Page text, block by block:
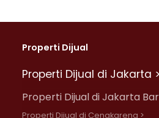
Properti Dijual
Properti Dijual di Jakarta >
Properti Dijual di Jakarta
Properti Dijual di Cengkareng >